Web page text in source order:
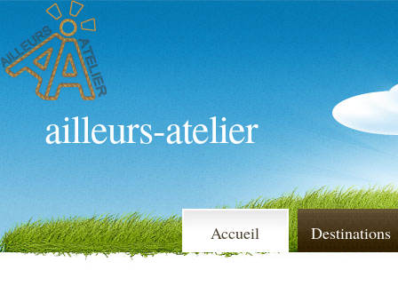
ailleurs-atelier
Accueil Destinations